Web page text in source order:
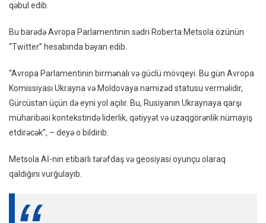
–
qəbul edib.
Bu barədə Avropa Parlamentinin sədri Roberta Metsola özünün
“Twitter” hesabında bəyan edib.
“Avropa Parlamentinin birmənalı və güclü mövqeyi. Bu gün Avropa
Komissiyası Ukrayna və Moldovaya namizəd statusu verməlidir,
Gürcüstan üçün də eyni yol açılır. Bu, Rusiyanın Ukraynaya qarşı
müharibəsi kontekstində liderlik, qətiyyət və uzaqgörənlik nümayiş
etdirəcək”, – deyə o bildirib.
Metsola Aİ-nin etibarlı tərəfdaş və geosiyasi oyunçu olaraq
qaldığını vurğulayıb.